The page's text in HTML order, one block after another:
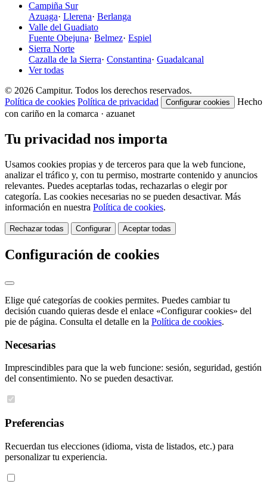
Campiña Sur
Azuaga· Llerena· Berlanga
Valle del Guadiato
Fuente Obejuna· Belmez· Espiel
Sierra Norte
Cazalla de la Sierra· Constantina· Guadalcanal
Ver todas
© 2026 Campitur. Todos los derechos reservados.
Política de cookies Política de privacidad Configurar cookies
Hecho
con cariño en la comarca · azuanet
Tu privacidad nos importa
Usamos cookies propias y de terceros para que la web funcione,
analizar el tráfico y, con tu permiso, mostrarte contenido y anuncios
relevantes. Puedes aceptarlas todas, rechazarlas o elegir por
categoría. Las cookies necesarias no se pueden desactivar. Más
información en nuestra Política de cookies.
Rechazar todas Configurar Aceptar todas
Configuración de cookies
Elige qué categorías de cookies permites. Puedes cambiar tu
decisión cuando quieras desde el enlace «Configurar cookies» del
pie de página. Consulta el detalle en la Política de cookies.
Necesarias
Imprescindibles para que la web funcione: sesión, seguridad, gestión
del consentimiento. No se pueden desactivar.
Preferencias
Recuerdan tus elecciones (idioma, vista de listados, etc.) para
personalizar tu experiencia.